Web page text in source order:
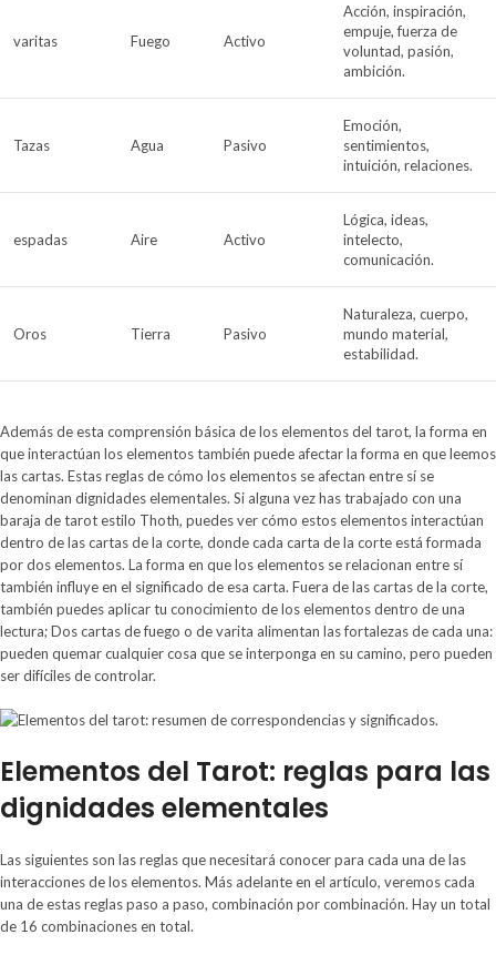
varitas Fuego Activo
Acción, inspiración,
empuje, fuerza de
voluntad, pasión,
ambición.
Tazas Agua Pasivo
Emoción,
sentimientos,
intuición, relaciones.
espadas Aire Activo
Lógica, ideas,
intelecto,
comunicación.
Oros Tierra Pasivo
Naturaleza, cuerpo,
mundo material,
estabilidad.
Además de esta comprensión básica de los elementos del tarot, la forma en
que interactúan los elementos también puede afectar la forma en que leemos
las cartas. Estas reglas de cómo los elementos se afectan entre sí se
denominan dignidades elementales. Si alguna vez has trabajado con una
baraja de tarot estilo Thoth, puedes ver cómo estos elementos interactúan
dentro de las cartas de la corte, donde cada carta de la corte está formada
por dos elementos. La forma en que los elementos se relacionan entre sí
también influye en el significado de esa carta. Fuera de las cartas de la corte,
también puedes aplicar tu conocimiento de los elementos dentro de una
lectura; Dos cartas de fuego o de varita alimentan las fortalezas de cada una:
pueden quemar cualquier cosa que se interponga en su camino, pero pueden
ser difíciles de controlar.
Elementos del Tarot: reglas para las
dignidades elementales
Las siguientes son las reglas que necesitará conocer para cada una de las
interacciones de los elementos. Más adelante en el artículo, veremos cada
una de estas reglas paso a paso, combinación por combinación. Hay un total
de 16 combinaciones en total.